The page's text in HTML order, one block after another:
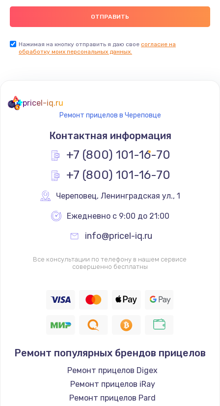
Нажимая на кнопку отправить я даю свое согласие на
обработку моих персональных данных.
pricel-iq.ru
Ремонт прицелов в Череповце
Контактная информация
+7 (800) 101-16-70
+7 (800) 101-16-70
Череповец, Ленинградская ул., 1
Ежедневно с 9:00 до 21:00
info@pricel-iq.ru
Все консультации по телефону в нашем сервисе
совершенно бесплатны
Ремонт популярных брендов прицелов
Ремонт прицелов Digex
Ремонт прицелов iRay
Ремонт прицелов Pard